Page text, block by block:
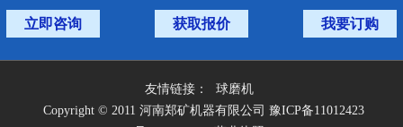
立即咨询 获取报价 我要订购
友情链接：
球磨机
Copyright © 2011 河南郑矿机器有限公司 豫ICP备11012423